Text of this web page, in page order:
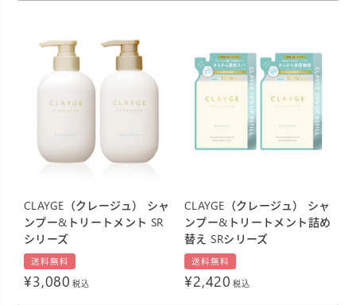
CLAYGE（クレージュ） シャ
ンプー&トリートメント SR
シリーズ
送料無料
¥3,080 税込
CLAYGE（クレージュ） シャ
ンプー&トリートメント詰め
替え SRシリーズ
送料無料
¥2,420 税込